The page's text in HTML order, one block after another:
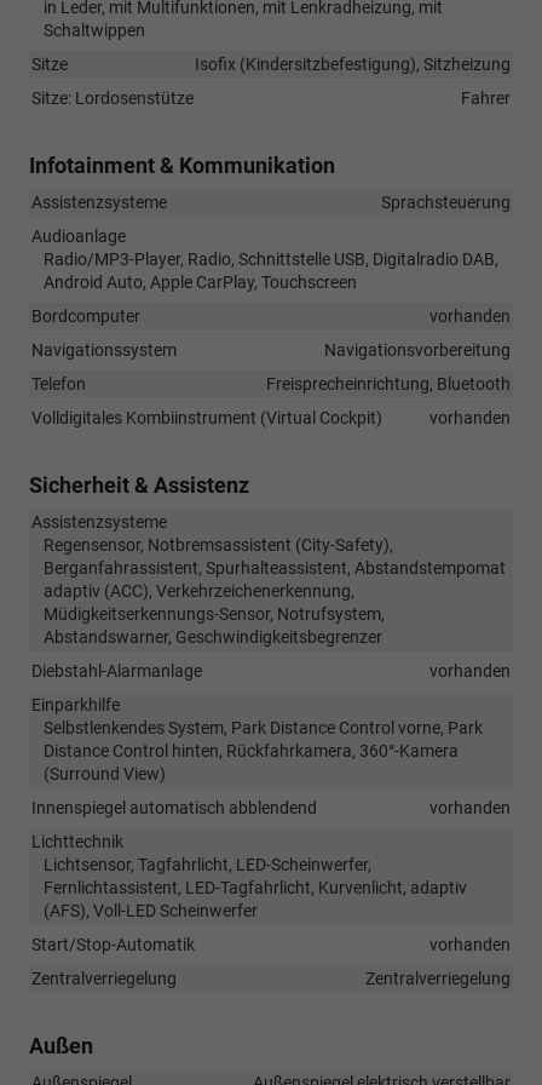
in Leder, mit Multifunktionen, mit Lenkradheizung, mit
Schaltwippen
Sitze
Isofix (Kindersitzbefestigung), Sitzheizung
Sitze: Lordosenstütze
Fahrer
Infotainment & Kommunikation
Assistenzsysteme
Sprachsteuerung
Audioanlage
Radio/MP3-Player, Radio, Schnittstelle USB, Digitalradio DAB,
Android Auto, Apple CarPlay, Touchscreen
Bordcomputer
vorhanden
Navigationssystem
Navigationsvorbereitung
Telefon
Freisprecheinrichtung, Bluetooth
Volldigitales Kombiinstrument (Virtual Cockpit)
vorhanden
Sicherheit & Assistenz
Assistenzsysteme
Regensensor, Notbremsassistent (City-Safety),
Berganfahrassistent, Spurhalteassistent, Abstandstempomat
adaptiv (ACC), Verkehrzeichenerkennung,
Müdigkeitserkennungs-Sensor, Notrufsystem,
Abstandswarner, Geschwindigkeitsbegrenzer
Diebstahl-Alarmanlage
vorhanden
Einparkhilfe
Selbstlenkendes System, Park Distance Control vorne, Park
Distance Control hinten, Rückfahrkamera, 360°-Kamera
(Surround View)
Innenspiegel automatisch abblendend
vorhanden
Lichttechnik
Lichtsensor, Tagfahrlicht, LED-Scheinwerfer,
Fernlichtassistent, LED-Tagfahrlicht, Kurvenlicht, adaptiv
(AFS), Voll-LED Scheinwerfer
Start/Stop-Automatik
vorhanden
Zentralverriegelung
Zentralverriegelung
Außen